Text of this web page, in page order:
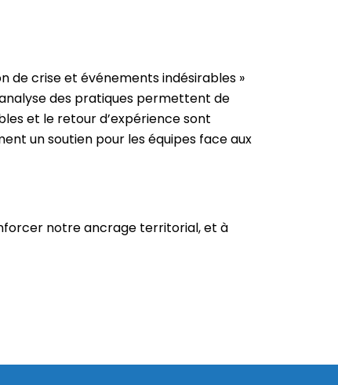
de crise et événements indésirables »
des pratiques permettent de
et le retour d’expérience sont
un soutien pour les équipes face aux
notre ancrage territorial, et à